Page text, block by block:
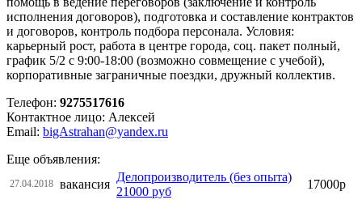
исполнения договоров), подготовка и составление контрактов
и договоров, контроль подбора персонала. Условия:
карьерный рост, работа в центре города, соц. пакет полный,
график 5/2 с 9:00-18:00 (возможно совмещение с учебой),
корпоративные заграничные поездки, дружный коллектив.
Телефон: 9275517616
Контактное лицо: Алексей
Email: bigAstrahan@yandex.ru
Еще объявления:
27.04.2018 вакансия
Делопроизводитель (без опыта)
21000 руб
17000р